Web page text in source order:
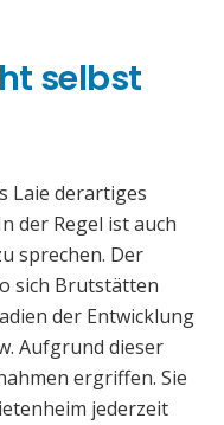
selbst
Laie derartiges
der Regel ist auch
sprechen. Der
sich Brutstätten
der Entwicklung
Aufgrund dieser
ergriffen. Sie
jederzeit